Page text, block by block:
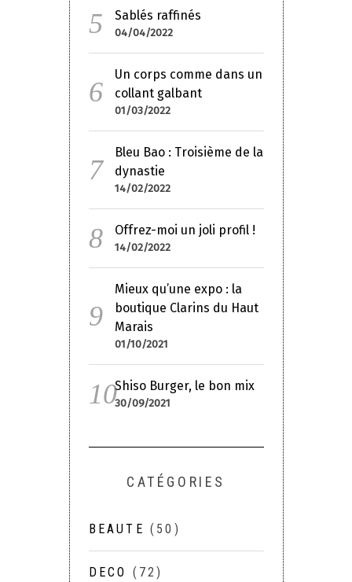
Sablés raffinés
04/04/2022
Un corps comme dans un
collant galbant
01/03/2022
Bleu Bao : Troisième de la
dynastie
14/02/2022
Offrez-moi un joli profil !
14/02/2022
Mieux qu’une expo : la
boutique Clarins du Haut
Marais
01/10/2021
Shiso Burger, le bon mix
30/09/2021
CATÉGORIES
BEAUTE (50)
DECO (72)